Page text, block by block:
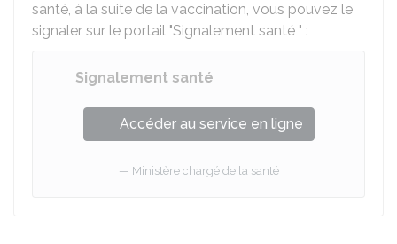
santé, à la suite de la vaccination, vous pouvez le
signaler sur le portail "Signalement santé " :
Signalement santé
Accéder au service en ligne
Ministère chargé de la santé